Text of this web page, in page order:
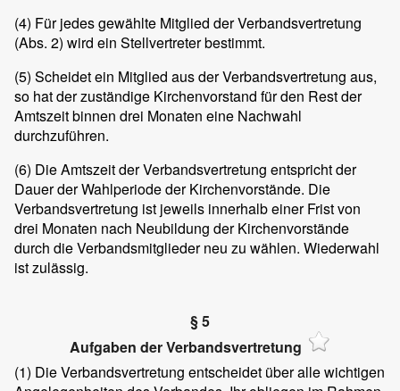
(4) Für jedes gewählte Mitglied der Verbandsvertretung
(Abs. 2) wird ein Stellvertreter bestimmt.
(5) Scheidet ein Mitglied aus der Verbandsvertretung aus,
so hat der zuständige Kirchenvorstand für den Rest der
Amtszeit binnen drei Monaten eine Nachwahl
durchzuführen.
(6) Die Amtszeit der Verbandsvertretung entspricht der
Dauer der Wahlperiode der Kirchenvorstände. Die
Verbandsvertretung ist jeweils innerhalb einer Frist von
drei Monaten nach Neubildung der Kirchenvorstände
durch die Verbandsmitglieder neu zu wählen. Wiederwahl
ist zulässig.
§ 5
Aufgaben der Verbandsvertretung
(1) Die Verbandsvertretung entscheidet über alle wichtigen